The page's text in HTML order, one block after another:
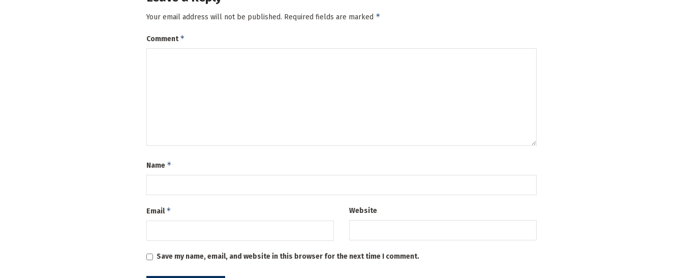
Your email address will not be published. Required fields are marked *
Comment*
Name *
Email* Website
Save my name, email, and website in this browser for the next time I comment.